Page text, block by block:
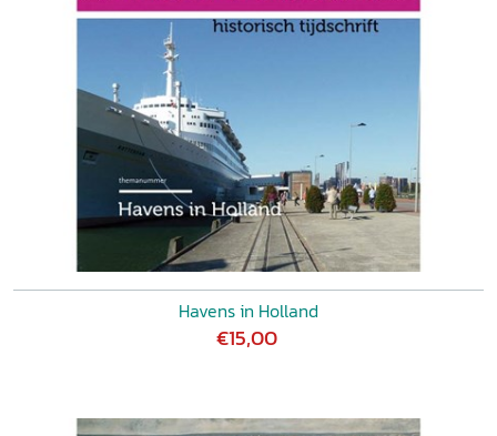
Havens in Holland
€15,00